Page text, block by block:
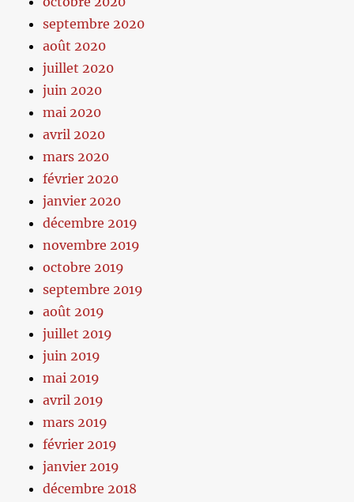
septembre 2020
août 2020
juillet 2020
juin 2020
mai 2020
avril 2020
mars 2020
février 2020
janvier 2020
décembre 2019
novembre 2019
octobre 2019
septembre 2019
août 2019
juillet 2019
juin 2019
mai 2019
avril 2019
mars 2019
février 2019
janvier 2019
décembre 2018